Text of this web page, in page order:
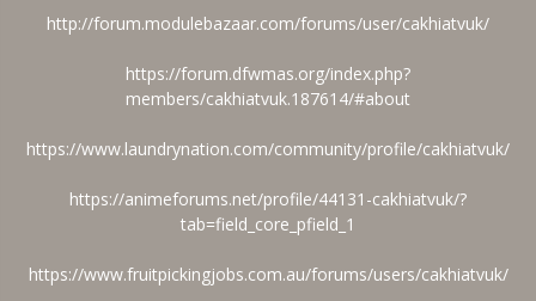
http://forum.modulebazaar.com/forums/user/cakhiatvuk/
https://forum.dfwmas.org/index.php?
members/cakhiatvuk.187614/#about
https://www.laundrynation.com/community/profile/cakhiatvuk/
https://animeforums.net/profile/44131-cakhiatvuk/?
tab=field_core_pfield_1
https://www.fruitpickingjobs.com.au/forums/users/cakhiatvuk/